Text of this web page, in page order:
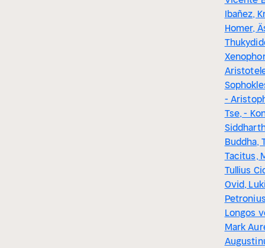
Ibañez,
Homer,
-
Tse, -
Buddha,
Tacitus,
Tullius
Ovid,
Longos
Mark